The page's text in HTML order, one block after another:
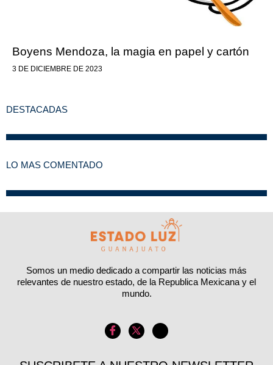
Boyens Mendoza, la magia en papel y cartón
3 DE DICIEMBRE DE 2023
DESTACADAS
LO MAS COMENTADO
Somos un medio dedicado a compartir las noticias más
relevantes de nuestro estado, de la Republica Mexicana y el
mundo.